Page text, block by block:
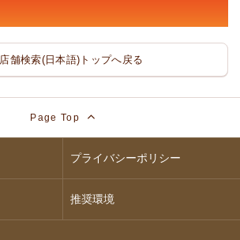
店舗検索(日本語)トップへ戻る
Page Top
プライバシーポリシー
推奨環境